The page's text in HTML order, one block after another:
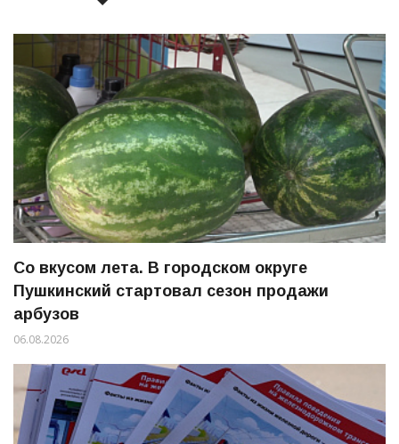
Со вкусом лета. В городском округе
Пушкинский стартовал сезон продажи
арбузов
06.08.2026